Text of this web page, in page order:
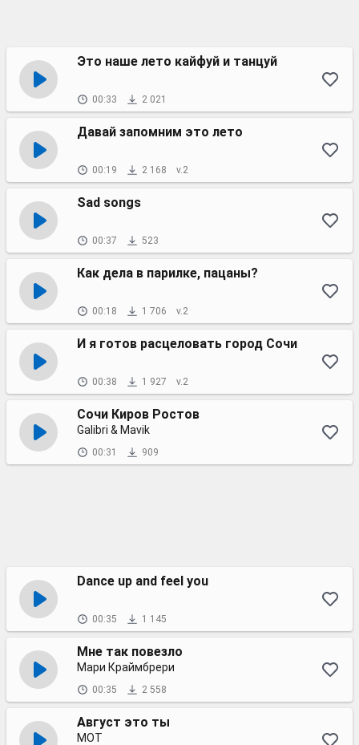
Это наше лето кайфуй и танцуй
00:33 2 021
Давай запомним это лето
00:19 2 168 v.2
Sad songs
00:37 523
Как дела в парилке, пацаны?
00:18 1 706 v.2
И я готов расцеловать город Сочи
00:38 1 927 v.2
Сочи Киров Ростов
Galibri & Mavik
00:31 909
Dance up and feel you
00:35 1 145
Мне так повезло
Мари Краймбрери
00:35 2 558
Август это ты
MOT